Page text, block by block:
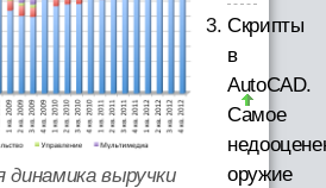
динамика выручки
Скрипты
в
AutoCAD.
Самое
оружие